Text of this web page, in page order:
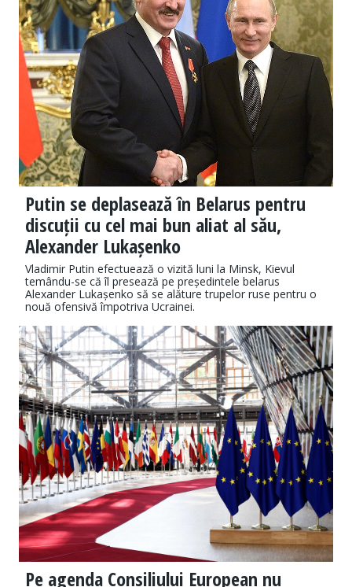
Putin se deplasează în Belarus pentru
discuții cu cel mai bun aliat al său,
Alexander Lukașenko
Vladimir Putin efectuează o vizită luni la Minsk, Kievul
temându-se că îl presează pe președintele belarus
Alexander Lukașenko să se alăture trupelor ruse pentru o
nouă ofensivă împotriva Ucrainei.
Pe agenda Consiliului European nu